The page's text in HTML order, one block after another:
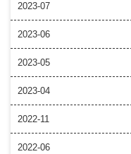
2023-07
2023-06
2023-05
2023-04
2022-11
2022-06